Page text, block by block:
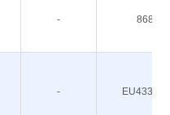
- 868/
- EU433/